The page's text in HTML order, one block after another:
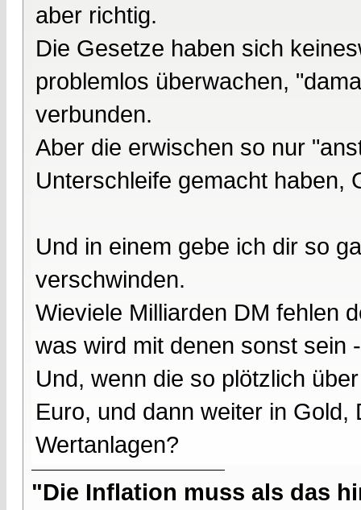
aber richtig.
Die Gesetze haben sich
problemlos überwachen,
verbunden.
Aber die erwischen so nur
Unterschleife gemacht haben,
Und in einem gebe ich dir so
verschwinden.
Wieviele Milliarden DM fehlen
was wird mit denen sonst sein -
Und, wenn die so plötzlich
Euro, und dann weiter in
Wertanlagen?
"Die Inflation muss als das